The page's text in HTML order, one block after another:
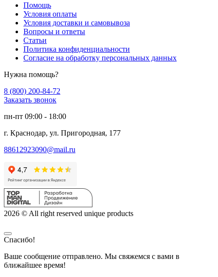
Помощь
Условия оплаты
Условия доставки и самовывоза
Вопросы и ответы
Статьи
Политика конфиденциальности
Согласие на обработку персональных данных
Нужна помощь?
8 (800) 200-84-72
Заказать звонок
пн-пт 09:00 - 18:00
г. Краснодар, ул. Пригородная, 177
88612923090@mail.ru
2026 © All right reserved unique products
Спасибо!
Ваше сообщение отправлено. Мы свяжемся с вами в
ближайшее время!